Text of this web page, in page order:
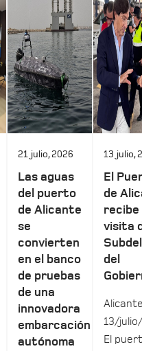
21 julio, 2026
Las aguas
del puerto
de Alicante
se
convierten
en el banco
de pruebas
de una
innovadora
embarcación
autónoma
13 julio,
El
de
recibe
visita
del
13/
El